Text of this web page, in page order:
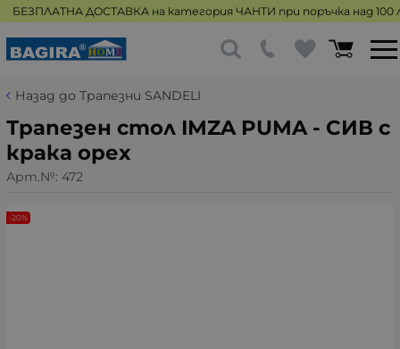
БЕЗПЛАТНА ДОСТАВКА на категория ЧАНТИ при поръчка над 100
Назад до Трапезни SANDELI
Трапезен стол IMZA PUMA - СИВ с
крака орех
Арт.№: 472
-20%